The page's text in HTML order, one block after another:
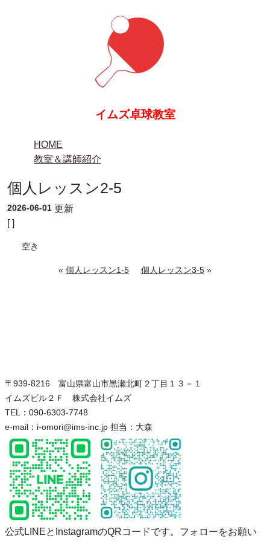
イムズ卓球教室
HOME
教室＆講師紹介
個人レッスン2-5
2026-06-01 更新
[ ]
空き
« 個人レッスン1-5 個人レッスン3-5 »
〒939-8216 富山県富山市黒瀬北町２丁目１３－１
イムズビル２Ｆ 株式会社イムズ
TEL：090-6303-7748
e-mail：i-omori@ims-inc.jp 担当：大森
公式LINEとInstagramのQRコードです。フォローをお願い